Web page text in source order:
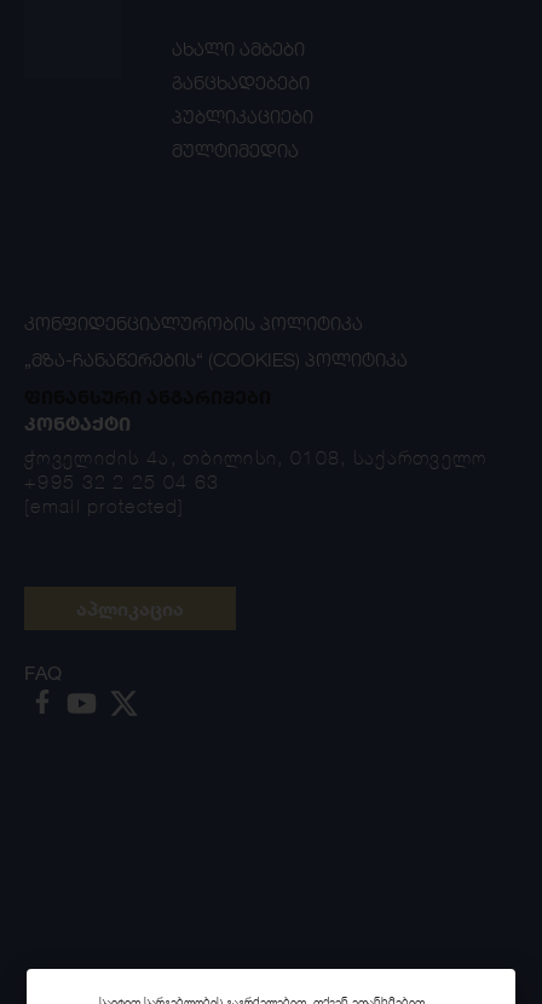
ახალი ამბები
განცხადებები
პუბლიკაციები
მულტიმედია
ᲙᲝᲜᲤᲘᲓᲔᲜᲪᲘᲐᲚᲣᲠᲝᲑᲘᲡ ᲞᲝᲚᲘᲢᲘᲙᲐ
„ᲛᲖᲐ-ᲩᲐᲜᲐᲬᲔᲠᲔᲑᲘᲡ“ (COOKIES) ᲞᲝᲚᲘᲢᲘᲙᲐ
ᲙᲝᲜᲢᲐᲥᲢᲘ
ჭოველიძის 4ა, თბილისი, 0108, საქართველო
+995 32 2 25 04 63
[email protected]
FAQ